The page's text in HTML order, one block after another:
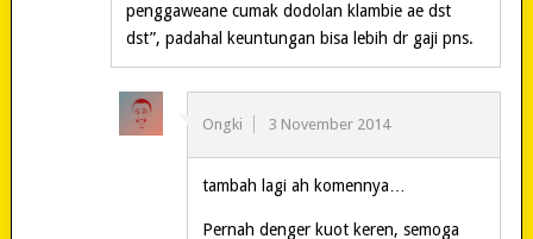
penggaweane cumak dodolan klambie ae dst
dst”, padahal keuntungan bisa lebih dr gaji pns.
Ongki 3 November 2014
tambah lagi ah komennya…
Pernah denger kuot keren, semoga